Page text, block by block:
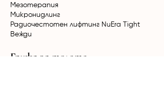
Мезотерапия
Микронидлинг
Радиочестотен лифтинг NuEra Tight
Вежди
Грижа за тялото